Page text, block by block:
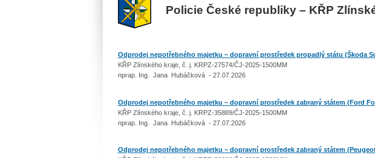
Policie České republiky – KŘP
Odprodej nepotřebného majetku – dopravní prostředek propadlý státu (Škoda
KŘP Zlínského kraje, č. j. KRPZ-27574/ČJ-2025-1500MM
nprap. Ing. Jana Hubáčková - 27.07.2026
Odprodej nepotřebného majetku – dopravní prostředek zabraný státem (Ford
KŘP Zlínského kraje, č. j. KRPZ-35889/ČJ-2025-1500MM
nprap. Ing. Jana Hubáčková - 27.07.2026
Odprodej nepotřebného majetku – dopravní prostředek zabraný státem